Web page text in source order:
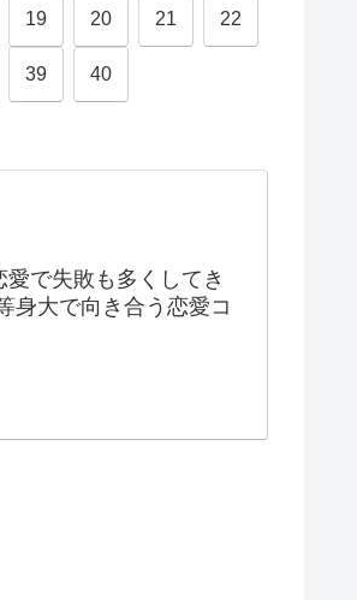
19 20 21 22
39 40
で失敗も多くしてき
身大で向き合う恋愛コ